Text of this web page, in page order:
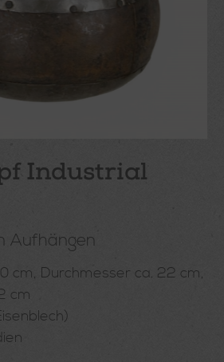
Industrial
Aufhängen
cm, Durchmesser ca. 22 cm,
cm